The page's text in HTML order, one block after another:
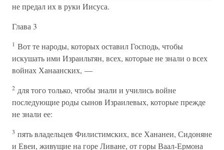
не предал их в руки Иисуса.
Глава 3
1 Вот те народы, которых оставил Господь, чтобы
искушать ими Израильтян, всех, которые не знали о всех
войнах Ханаанских, —
2 для того только, чтобы знали и учились войне
последующие роды сынов Израилевых, которые прежде
не знали ее:
3 пять владельцев Филистимских, все Хананеи, Сидоняне
и Евеи, живущие на горе Ливане, от горы Ваал-Ермона